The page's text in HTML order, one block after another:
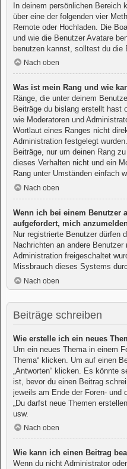
In deinem persönlichen Bereich
über eine der folgenden vier
Remote oder Hochladen. Die
und wie die Benutzer Avatare
benutzen kannst, solltest du die
Nach oben
Was ist mein Rang und wie
Ränge, die unter deinem
Beiträge du bislang erstellt hast
wie Moderatoren und
Wortlaut eines Ranges nicht
Administration festgelegt
Beiträge, nur um deinen Rang
dieses Verhalten nicht und ein
Rang unter Umständen einfach
Nach oben
Wenn ich bei einem Benutzer
aufgefordert, mich
Nur registrierte Benutzer dürfen
Nachrichten an andere
Administration freigeschaltet
Missbrauch dieses Systems
Nach oben
Beiträge schreiben
Wie erstelle ich ein neues
Um ein neues Thema in einem
Thema“ klicken. Um auf einen
„Antworten“ klicken. Es könnte
ist, bevor du einen Beitrag
jeweils am Ende der Foren- und
„Du darfst neue Themen
usw.
Nach oben
Wie kann ich einen Beitrag
Wenn du nicht Administrator